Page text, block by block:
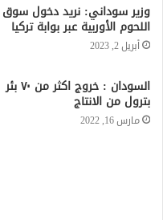
وزير سوداني: نريد دخول سوق
اللحوم الأوربية عبر بوابة تركيا
أبريل 2, 2023
السودان : خروج اكثر من ٧٠ بئر
بترول من الانتاج
مارس 16, 2022